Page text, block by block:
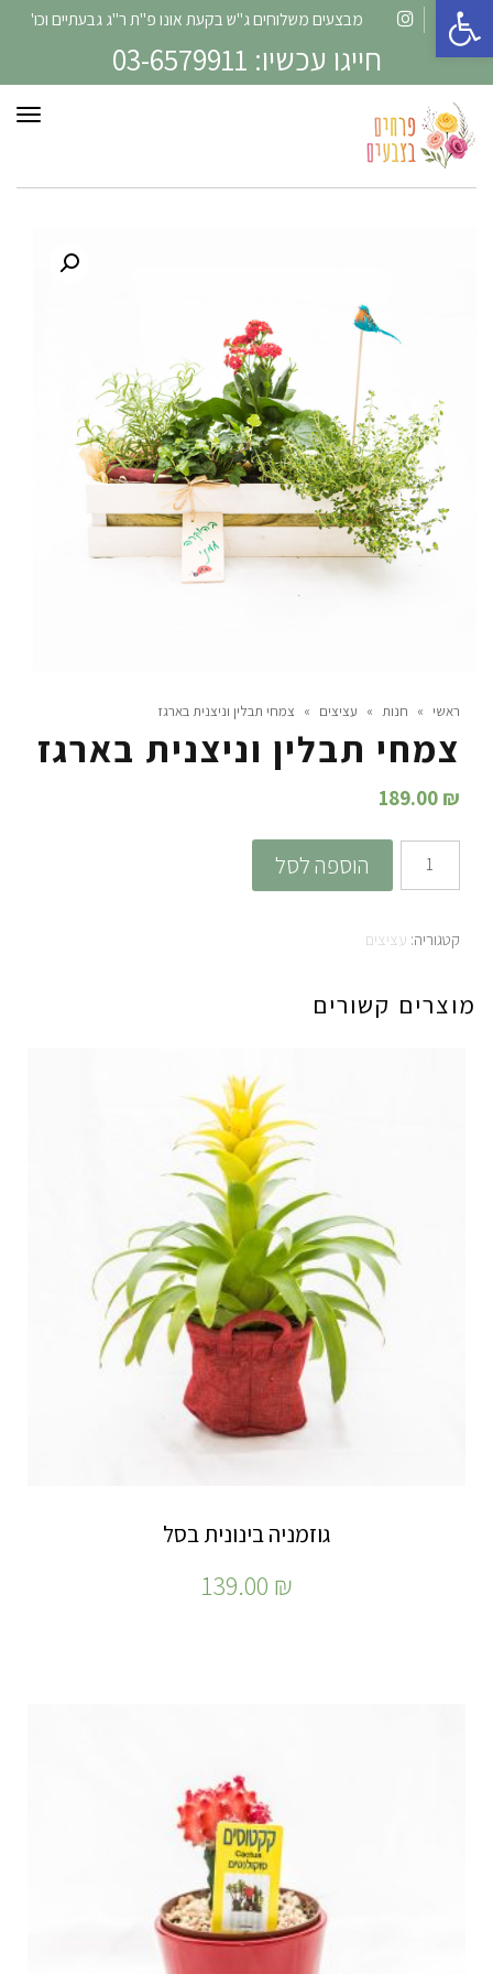
פתח סרגל נגישות
Facebook
מבצעים משלוחים ג"ש בקעת אונו פ"ת ר"ג גבעתיים וכו'
חייגו עכשיו: 03-6579911
ראשי » חנות » עציצים » צמחי תבלין וניצנית בארגז
צמחי תבלין וניצנית בארגז
189.00 ₪
כמות
של
תבלין
בארגז
הוספה לסל
קטגוריה: עציצים
מוצרים קשורים
גוזמניה בינונית בסל
139.00 ₪